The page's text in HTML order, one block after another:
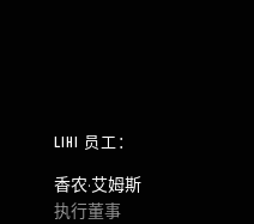
LIHI 员工：
香农·艾姆斯
执行董事